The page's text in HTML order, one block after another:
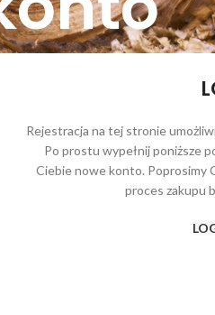
Rejestracja na tej stronie
Po prostu wypełnij poniższe
Ciebie nowe konto. Poprosimy
proces zakupu